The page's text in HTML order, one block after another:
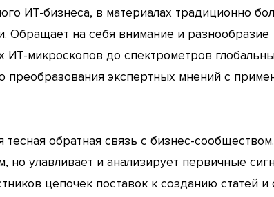
ИТ-бизнеса, в материалах традиционно
Обращает на себя внимание и разнообразие
ИТ-микроскопов до спектрометров
преобразования экспертных мнений с
обратная связь с бизнес-
улавливает и анализирует первичные
цепочек поставок к созданию статей и